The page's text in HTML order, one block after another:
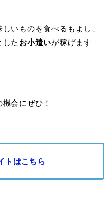
いものを食べるもよし、
た お小遣いが稼げます
会にぜひ！
トはこちら